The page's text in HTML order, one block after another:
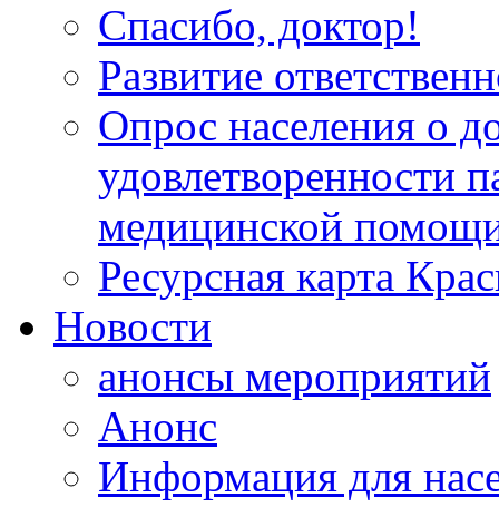
Спасибо, доктор!
Развитие
Опрос населения о
удовлетворенности
медицинской
Ресурсная карта
Новости
анонсы мероприятий
Анонс
Информация для